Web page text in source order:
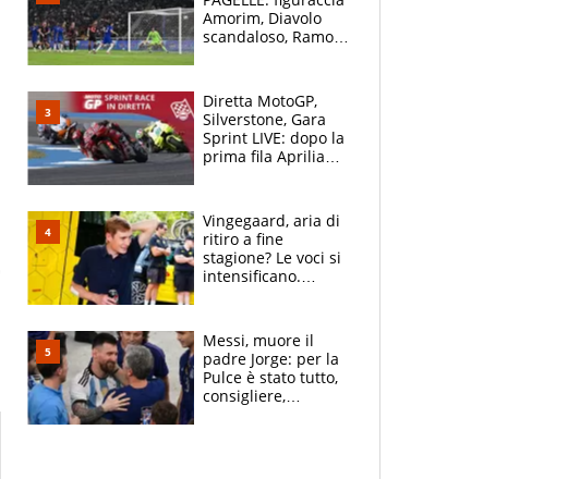
Amorim, Diavolo
scandaloso, Ramos
Diretta MotoGP,
Silverstone, Gara
Sprint LIVE: dopo la
prima fila Aprilia
Vingegaard, aria di
ritiro a fine
stagione? Le voci si
intensificano.
vuole la Roubaix
Messi, muore il
padre Jorge: per la
Pulce è stato tutto,
consigliere,